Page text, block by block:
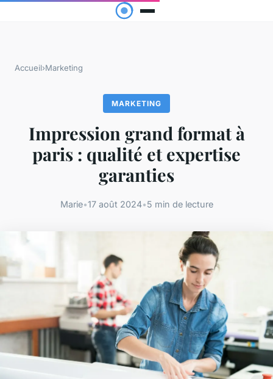
Accueil›Marketing
MARKETING
Impression grand format à
paris : qualité et expertise
garanties
Marie•17 août 2024•5 min de lecture